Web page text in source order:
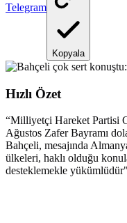
Telegram
Kopyala
Hızlı Özet
“Milliyetçi Hareket Partisi
Ağustos Zafer Bayramı
Bahçeli, mesajında
ülkeleri, haklı olduğu
desteklemekle